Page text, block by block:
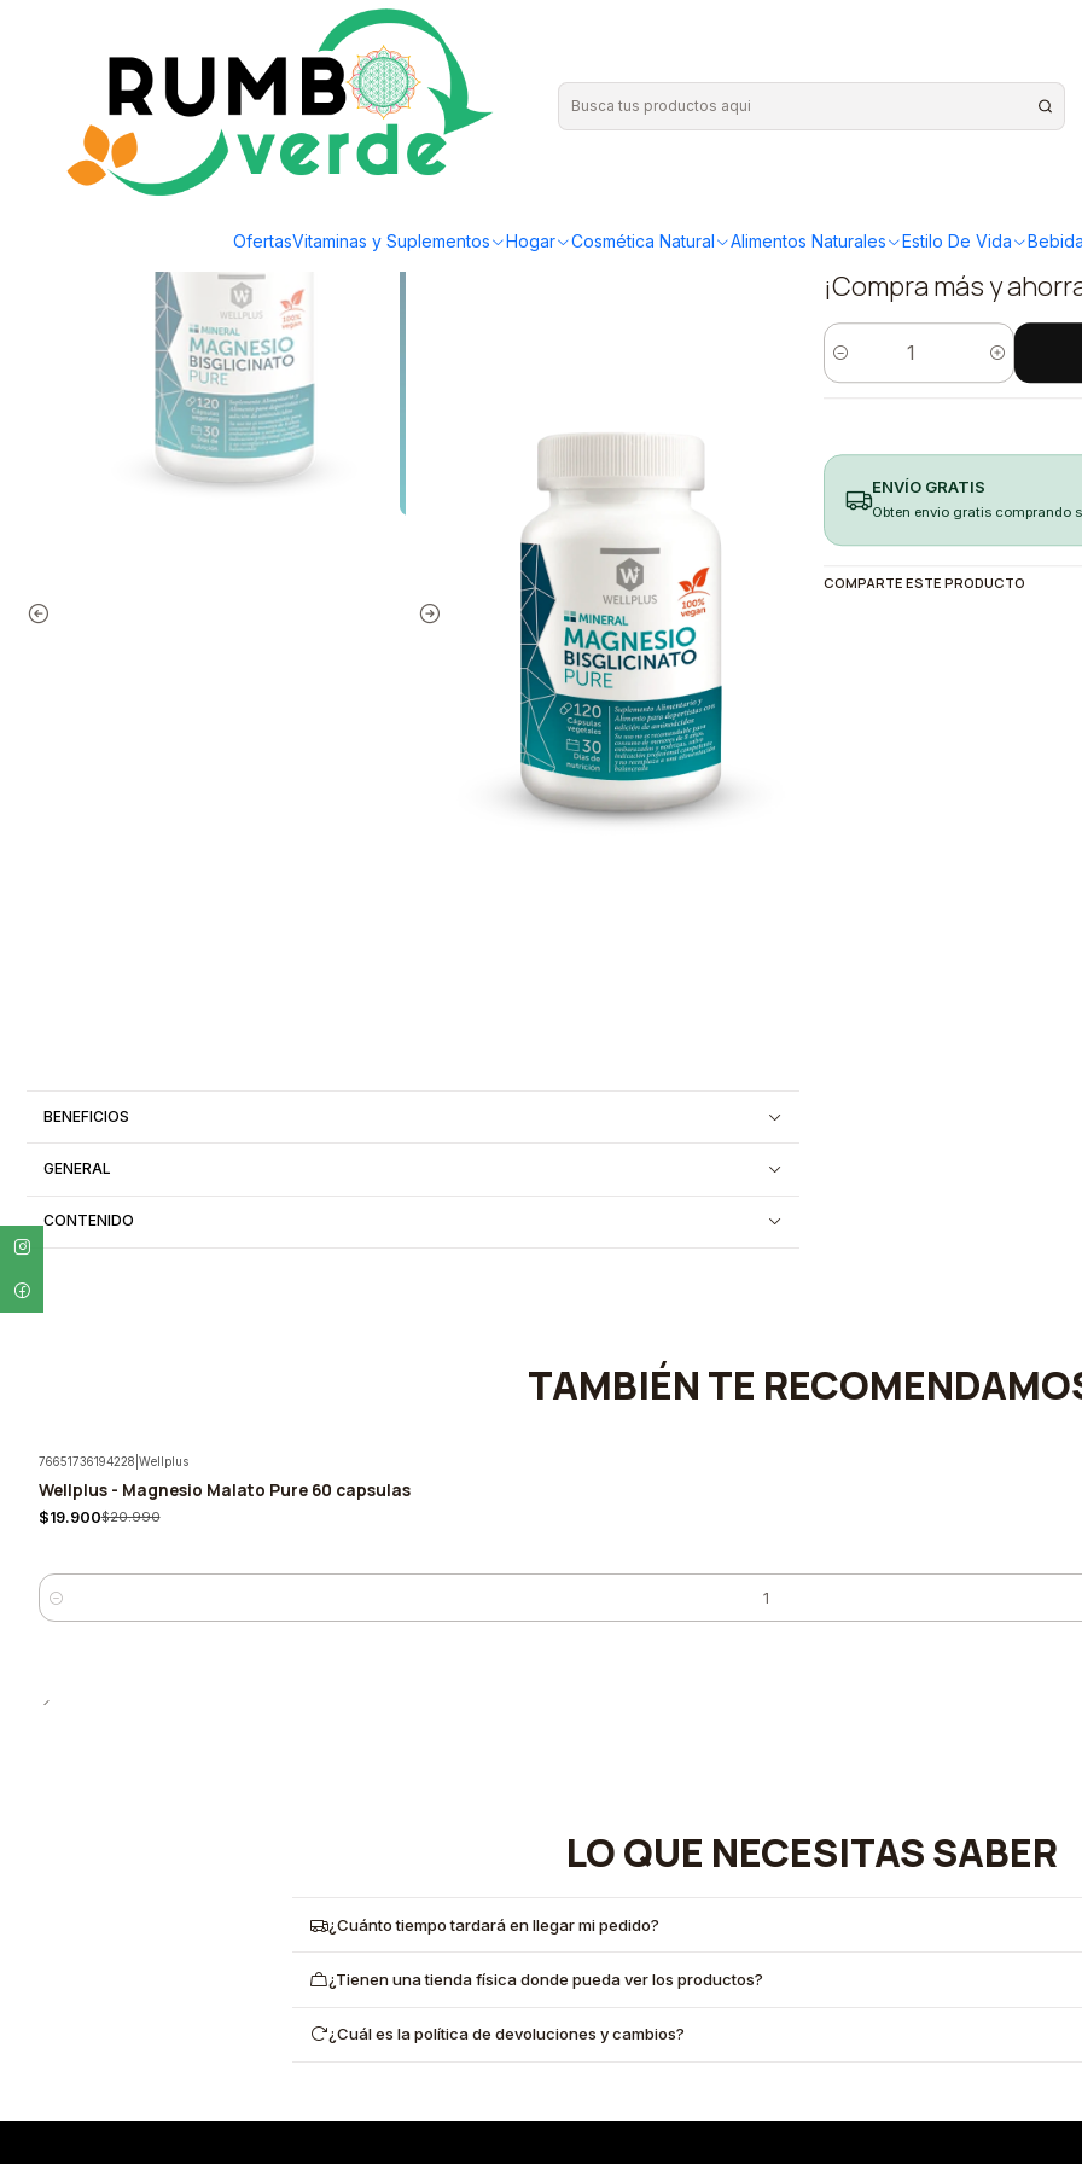
OfertasVitaminas y Suplementos Hogar Cosmética Natural Alimentos Naturales Estilo De Vida
Envío gratis por compras sobre los 59.990 en la provincia de Santiago
Vitaminas y Suplementos Inmunidad Magnesio Bisglicinato Pure 120 cápsulas Wellplus
BENEFICIOS
GENERAL
CONTENIDO
cápsulas
¡Compra más y
Cantidad
ENVÍO GRATIS
Obten envio gratis comprando
COMPARTE ESTE PRODUCTO
TAMBIÉN TE
-5%
76651736194228 Wellplus
Wellplus - Magnesio Malato Pure 60 capsulas
$19.900$20.990
Cantidad
LO QUE NECESITAS SABER
¿Cuánto tiempo tardará en llegar mi pedido?
¿Tienen una tienda física donde pueda ver los productos?
¿Cuál es la política de devoluciones y cambios?